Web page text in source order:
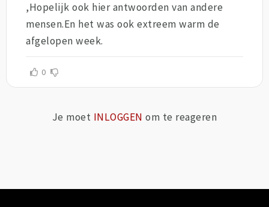
,Hopelijk ook hier antwoorden van andere
mensen.En het was ook extreem warm de
afgelopen week.
0
Je moet INLOGGEN om te reageren